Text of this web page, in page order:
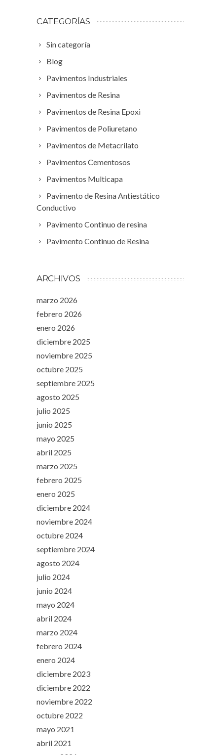
CATEGORÍAS
Sin categoría
Blog
Pavimentos Industriales
Pavimentos de Resina
Pavimentos de Resina Epoxi
Pavimentos de Poliuretano
Pavimentos de Metacrilato
Pavimentos Cementosos
Pavimentos Multicapa
Pavimento de Resina Antiestático
Conductivo
Pavimento Continuo de resina
Pavimento Continuo de Resina
ARCHIVOS
marzo 2026
febrero 2026
enero 2026
diciembre 2025
noviembre 2025
octubre 2025
septiembre 2025
agosto 2025
julio 2025
junio 2025
mayo 2025
abril 2025
marzo 2025
febrero 2025
enero 2025
diciembre 2024
noviembre 2024
octubre 2024
septiembre 2024
agosto 2024
julio 2024
junio 2024
mayo 2024
abril 2024
marzo 2024
febrero 2024
enero 2024
diciembre 2023
diciembre 2022
noviembre 2022
octubre 2022
mayo 2021
abril 2021